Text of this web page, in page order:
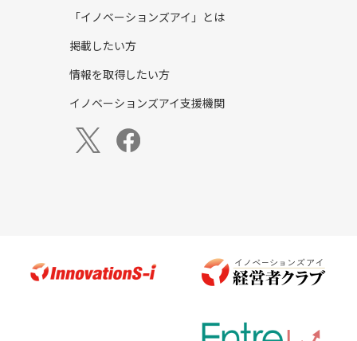
「イノベーションズアイ」とは
掲載したい方
情報を取得したい方
イノベーションズアイ支援機関